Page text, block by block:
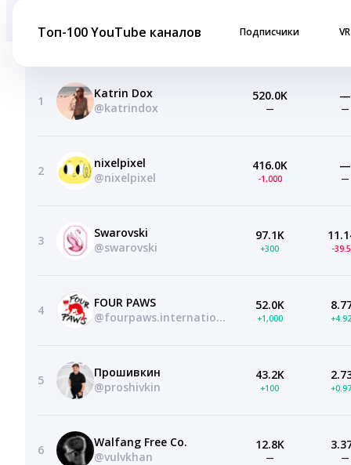
Топ-100 YouTube каналов Подписчики VR
1
Katrin Dox
@katrindox
520.0K
—
—
—
2
nixelpixel
@nixelpixel
416.0K
-1,000
—
—
3
Swarovski
@swarovski
97.1K
+300 -
4
FOUR PAWS
@fourpaws.international
52.0K
+1,000
5
Прошивкин
@proshivkin
43.2K
+100
6
Walfang Free Co.
@vulvkhan
12.8K
— —